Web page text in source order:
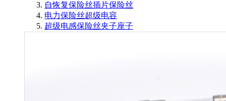
自恢复保险丝插片保险丝
电力保险丝超级电容
超级电感保险丝夹子座子